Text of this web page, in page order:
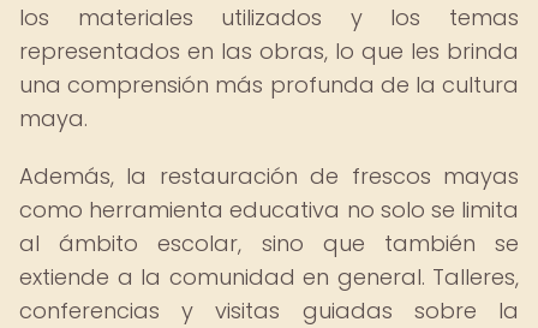
los materiales utilizados y los temas
representados en las obras, lo que les brinda
una comprensión más profunda de la cultura
maya.
Además, la restauración de frescos mayas
como herramienta educativa no solo se limita
al ámbito escolar, sino que también se
extiende a la comunidad en general. Talleres,
conferencias y visitas guiadas sobre la